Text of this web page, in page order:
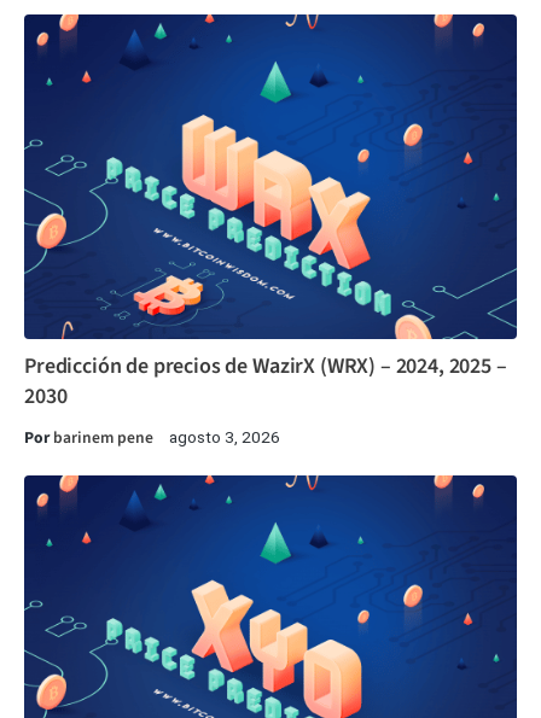
Predicción de precios de WazirX (WRX) – 2024, 2025 –
2030
Porbarinem pene agosto 3, 2026